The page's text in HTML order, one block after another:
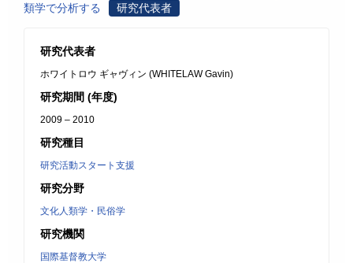
類学で分析する
研究代表者
研究代表者
ホワイトロウ ギャヴィン (WHITELAW Gavin)
研究期間 (年度)
2009 – 2010
研究種目
研究活動スタート支援
研究分野
文化人類学・民俗学
研究機関
国際基督教大学